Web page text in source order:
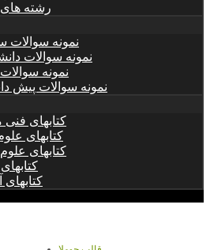
رشته
نمونه
نمونه سوالات
نمونه سوالات
نمونه سوالات پیش
کتابهای
کتابهای
کتابهای